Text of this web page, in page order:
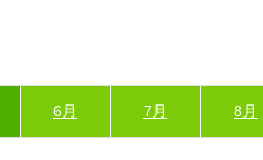
6月 7月 8月